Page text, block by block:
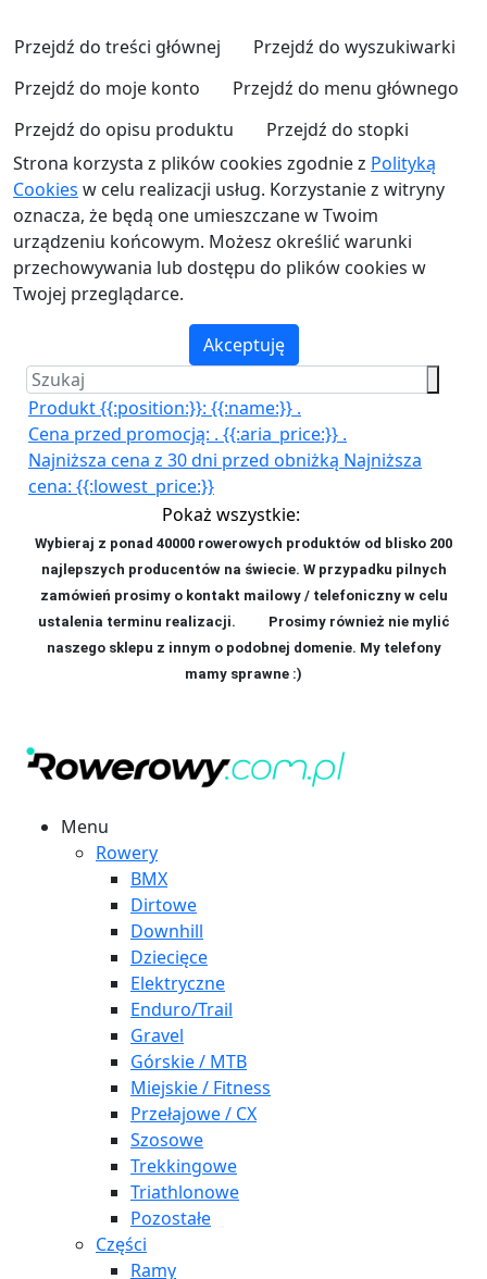
Przejdź do treści głównej
Przejdź do wyszukiwarki
Przejdź do moje konto
Przejdź do menu głównego
Przejdź do opisu produktu
Przejdź do stopki
Strona korzysta z plików cookies zgodnie z Polityką
Cookies w celu realizacji usług. Korzystanie z witryny
oznacza, że będą one umieszczane w Twoim
urządzeniu końcowym. Możesz określić warunki
przechowywania lub dostępu do plików cookies w
Twojej przeglądarce.
Akceptuję
Produkt {{:position:}}: {{:name:}} .
Cena przed promocją: . {{:aria_price:}} .
Najniższa cena z 30 dni przed obniżką Najniższa
cena: {{:lowest_price:}}
Pokaż wszystkie:
Wybieraj z ponad 40000 rowerowych produktów od blisko 200
najlepszych producentów na świecie. W przypadku pilnych
zamówień prosimy o kontakt mailowy / telefoniczny w celu
ustalenia terminu realizacji. Prosimy również nie mylić
naszego sklepu z innym o podobnej domenie. My telefony
mamy sprawne :)
Menu
Rowery
BMX
Dirtowe
Downhill
Dziecięce
Elektryczne
Enduro/Trail
Gravel
Górskie / MTB
Miejskie / Fitness
Przełajowe / CX
Szosowe
Trekkingowe
Triathlonowe
Pozostałe
Części
Ramy